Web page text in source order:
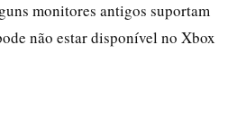
monitores antigos suportam
não estar disponível no Xbox